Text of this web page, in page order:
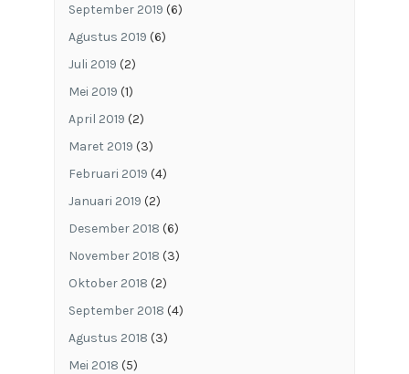
September 2019 (6)
Agustus 2019 (6)
Juli 2019 (2)
Mei 2019 (1)
April 2019 (2)
Maret 2019 (3)
Februari 2019 (4)
Januari 2019 (2)
Desember 2018 (6)
November 2018 (3)
Oktober 2018 (2)
September 2018 (4)
Agustus 2018 (3)
Mei 2018 (5)